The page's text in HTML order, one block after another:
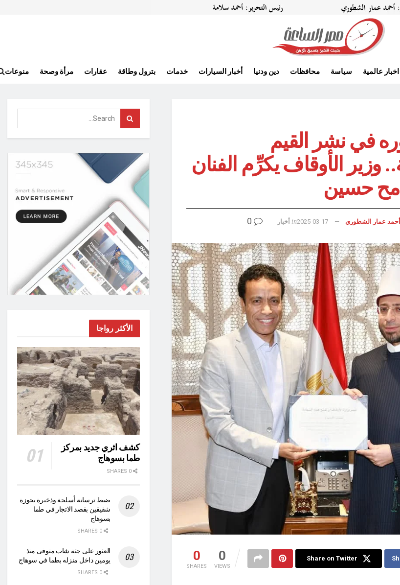
اخبار عالمية سياسة محافظات دين ودنيا أخبار السيارات خدمات بترول وطاقة عقارات مرأة وصحة منوعات
في نشر القيم
وزير الأوقاف يكرِّم الفنان
حسين
عمار الشطوري 2025-03-17
in أخبار
0
SHARES
0
VIEWS
Share on Twitter
الأكثر رواجا
كشف اثري جديد بمركز
طما بسوهاج
ضبط ترسانة أسلحة وذخيرة بحوزة
شقيقين بقصد الاتجار في طما
بسوهاج
العثور على جثة شاب متوفى منذ
يومين داخل منزله بطما في سوهاج